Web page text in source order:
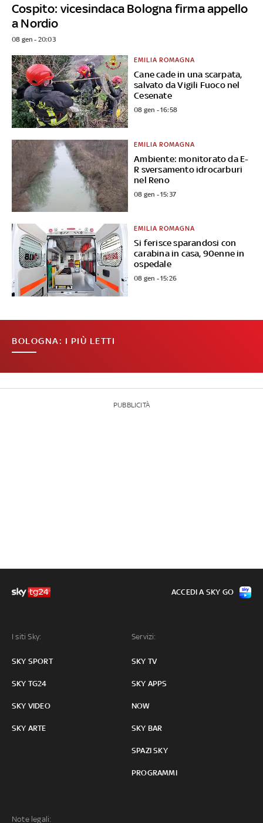
Cospito: vicesindaca Bologna firma appello
a Nordio
08 gen - 20:03
Cane cade in una scarpata,
salvato da Vigili Fuoco nel
Cesenate
EMILIA ROMAGNA
08 gen - 16:58
Ambiente: monitorato da E-
R sversamento idrocarburi
nel Reno
EMILIA ROMAGNA
08 gen - 15:37
Si ferisce sparandosi con
carabina in casa, 90enne in
ospedale
EMILIA ROMAGNA
08 gen - 15:26
BOLOGNA: I PIÙ LETTI
PUBBLICITÀ
I siti Sky:
SKY SPORT
SKY TG24
SKY VIDEO
SKY ARTE
Servizi:
SKY TV
SKY APPS
NOW
SKY BAR
SPAZI SKY
PROGRAMMI
Note legali:
ACCEDI A SKY GO